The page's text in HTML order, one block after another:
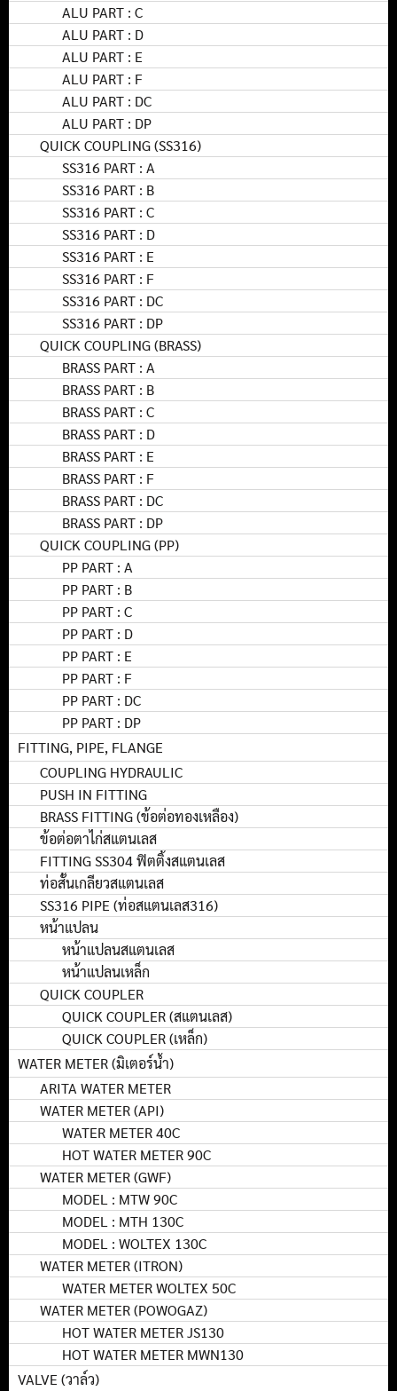
ALU PART : C
ALU PART : D
ALU PART : E
ALU PART : F
ALU PART : DC
ALU PART : DP
QUICK COUPLING (SS316)
SS316 PART : A
SS316 PART : B
SS316 PART : C
SS316 PART : D
SS316 PART : E
SS316 PART : F
SS316 PART : DC
SS316 PART : DP
QUICK COUPLING (BRASS)
BRASS PART : A
BRASS PART : B
BRASS PART : C
BRASS PART : D
BRASS PART : E
BRASS PART : F
BRASS PART : DC
BRASS PART : DP
QUICK COUPLING (PP)
PP PART : A
PP PART : B
PP PART : C
PP PART : D
PP PART : E
PP PART : F
PP PART : DC
PP PART : DP
FITTING, PIPE, FLANGE
COUPLING HYDRAULIC
PUSH IN FITTING
BRASS FITTING (ข้อต่อทองเหลือง)
ข้อต่อตาไก่สแตนเลส
FITTING SS304 ฟิตติ้งสแตนเลส
ท่อสั้นเกลียวสแตนเลส
SS316 PIPE (ท่อสแตนเลส316)
หน้าแปลน
หน้าแปลนสแตนเลส
หน้าแปลนเหล็ก
QUICK COUPLER
QUICK COUPLER (สแตนเลส)
QUICK COUPLER (เหล็ก)
WATER METER (มิเตอร์น้ำ)
ARITA WATER METER
WATER METER (API)
WATER METER 40C
HOT WATER METER 90C
WATER METER (GWF)
MODEL : MTW 90C
MODEL : MTH 130C
MODEL : WOLTEX 130C
WATER METER (ITRON)
WATER METER WOLTEX 50C
WATER METER (POWOGAZ)
HOT WATER METER JS130
HOT WATER METER MWN130
VALVE (วาล์ว)